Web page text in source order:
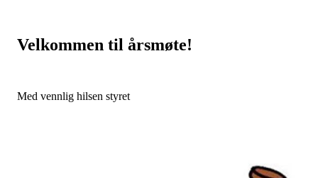
Velkommen til årsmøte!
Med vennlig hilsen styret